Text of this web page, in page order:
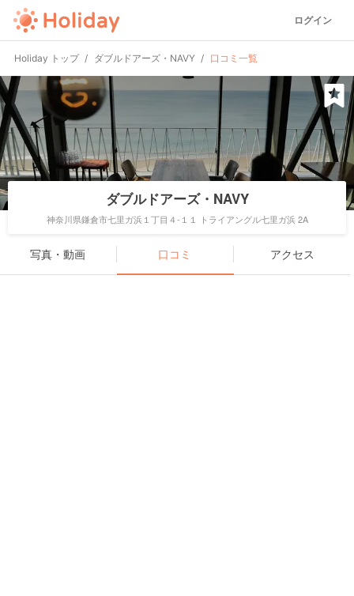
ログイン
Holiday トップ ダブルドアーズ・NAVY 口コミ一覧
ダブルドアーズ・NAVY
神奈川県鎌倉市七里ガ浜１丁目４-１１ トライアングル七里ガ浜 2A
写真・動画 口コミ アクセス